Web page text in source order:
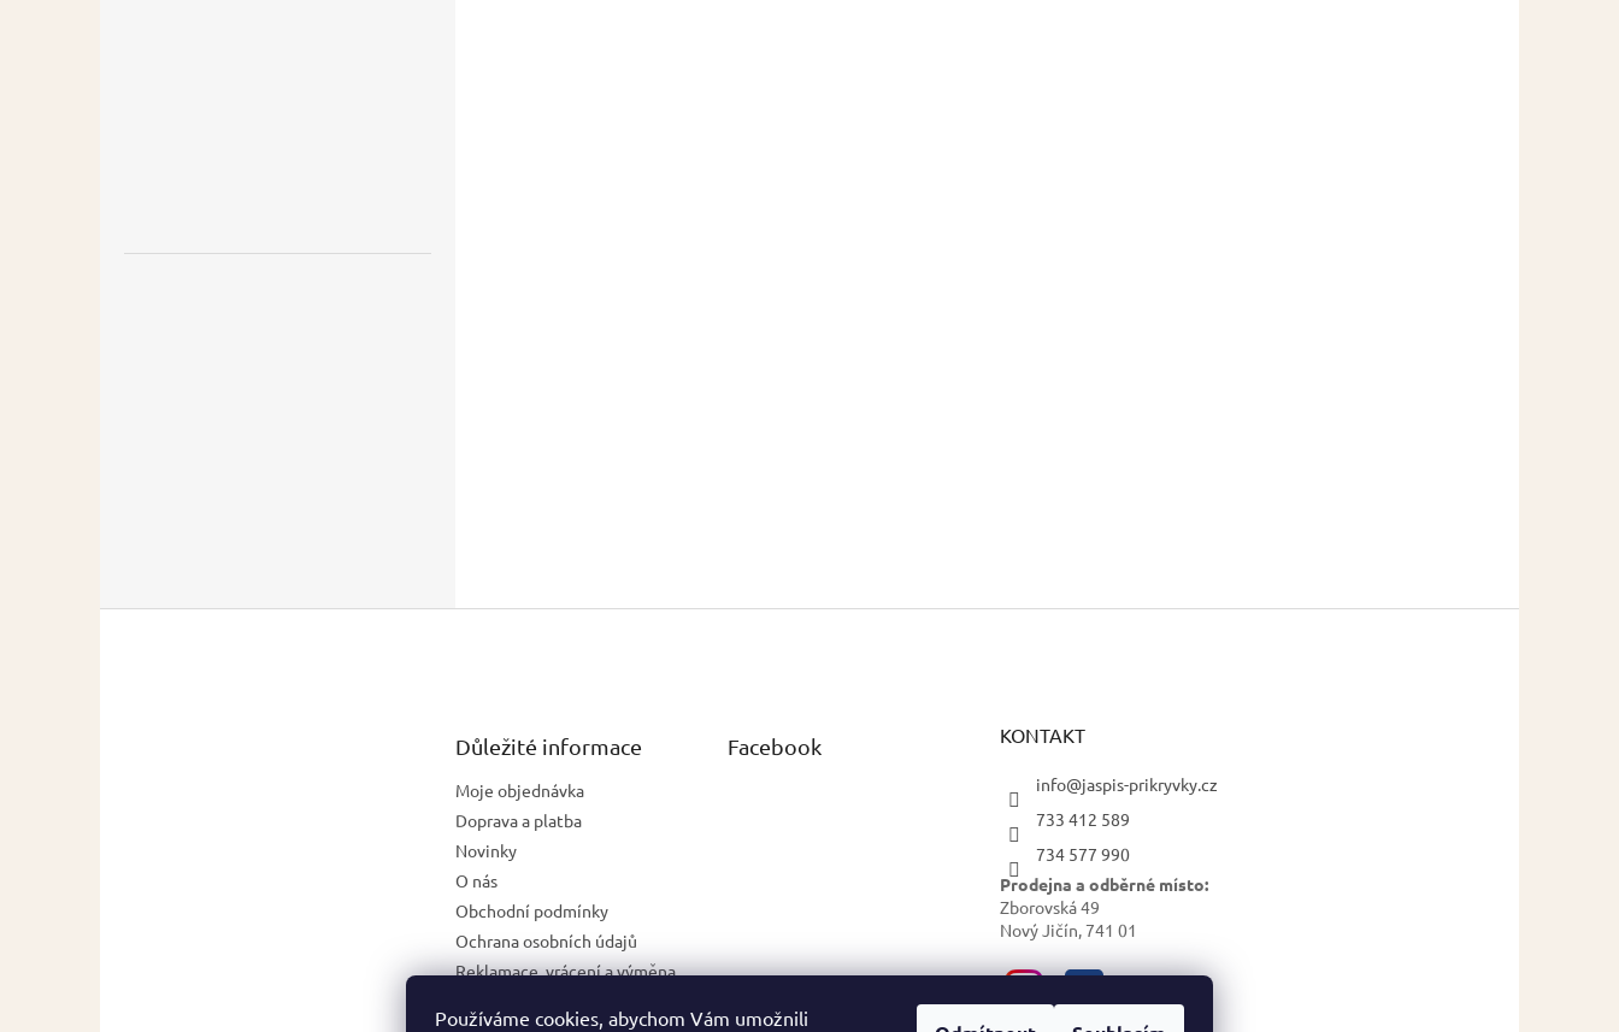
Používáme cookies, abychom Vám umožnili
Důležité informace
Moje objednávka
Doprava a platba
Novinky
O nás
Obchodní podmínky
Ochrana osobních údajů
Reklamace, vrácení a výměna
Napište nám
Facebook KONTAKT
info@jaspis-prikryvky.cz
733 412 589
734 577 990
Prodejna a odběrné místo:
Zborovská 49
Nový Jičín, 741 01